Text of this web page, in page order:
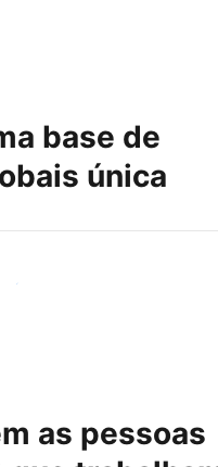
base de
única
a novas pessoas
as pessoas